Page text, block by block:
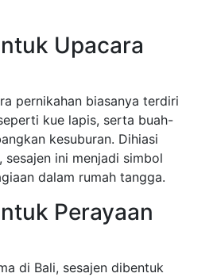
Upacara
pernikahan biasanya terdiri
kue lapis, serta buah-
kesuburan. Dihiasi
ini menjadi simbol
dalam rumah tangga.
Perayaan
di Bali, sesajen dibentuk